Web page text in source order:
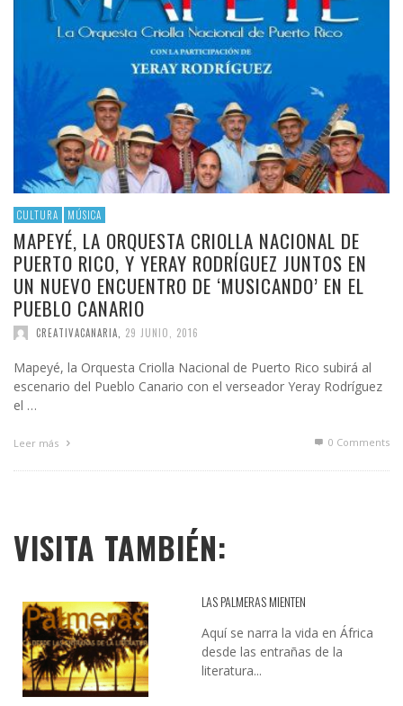
CULTURA MÚSICA
MAPEYÉ, LA ORQUESTA CRIOLLA NACIONAL DE
PUERTO RICO, Y YERAY RODRÍGUEZ JUNTOS EN
UN NUEVO ENCUENTRO DE ‘MUSICANDO’ EN EL
PUEBLO CANARIO
CREATIVACANARIA 29 JUNIO, 2016
Mapeyé, la Orquesta Criolla Nacional de Puerto Rico subirá al
escenario del Pueblo Canario con el verseador Yeray Rodríguez
el …
Leer más 0 Comments
VISITA TAMBIÉN:
LAS PALMERAS MIENTEN
Aquí se narra la vida en África
desde las entrañas de la
literatura...